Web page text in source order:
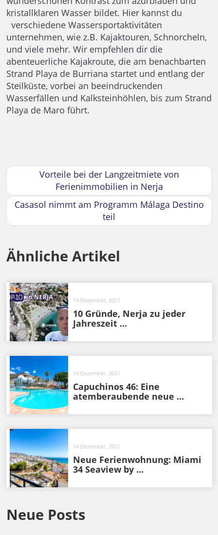
kristallklaren Wasser bildet. Hier kannst du
verschiedene Wassersportaktivitäten
unternehmen, wie z.B. Kajaktouren, Schnorcheln,
und viele mehr. Wir empfehlen dir die
abenteuerliche Kajakroute, die am benachbarten
Strand Playa de Burriana startet und entlang der
Steilküste, vorbei an beeindruckenden
Wasserfällen und Kalksteinhöhlen, bis zum Strand
Playa de Maro führt.
Vorteile bei der Langzeitmiete von
Ferienimmobilien in Nerja
Casasol nimmt am Programm Málaga Destino
teil
Ähnliche Artikel
14 Dezember, 2021
10 Gründe, Nerja zu jeder
Jahreszeit ...
14 Dezember, 2021
Capuchinos 46: Eine
atemberaubende neue ...
14 Dezember, 2021
Neue Ferienwohnung: Miami
34 Seaview by ...
Neue Posts